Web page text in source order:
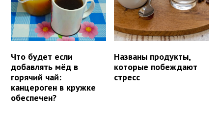
Что будет если
добавлять мёд в
горячий чай:
канцероген в кружке
обеспечен?
Названы продукты,
которые побеждают
стресс